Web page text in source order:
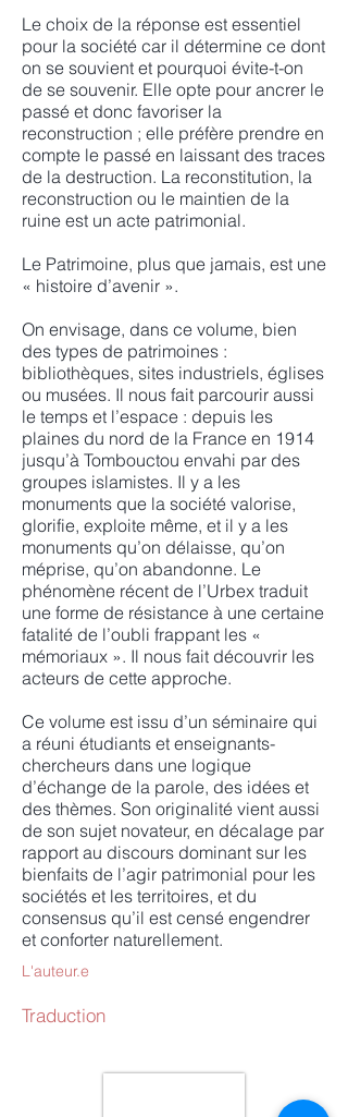
Le choix de la réponse est essentiel
pour la société car il détermine ce dont
on se souvient et pourquoi évite-t-on
de se souvenir. Elle opte pour ancrer le
passé et donc favoriser la
reconstruction ; elle préfère prendre en
compte le passé en laissant des traces
de la destruction. La reconstitution, la
reconstruction ou le maintien de la
ruine est un acte patrimonial.
Le Patrimoine, plus que jamais, est une
« histoire d’avenir ».
On envisage, dans ce volume, bien
des types de patrimoines :
bibliothèques, sites industriels, églises
ou musées. Il nous fait parcourir aussi
le temps et l’espace : depuis les
plaines du nord de la France en 1914
jusqu’à Tombouctou envahi par des
groupes islamistes. Il y a les
monuments que la société valorise,
glorifie, exploite même, et il y a les
monuments qu’on délaisse, qu’on
méprise, qu’on abandonne. Le
phénomène récent de l’Urbex traduit
une forme de résistance à une certaine
fatalité de l’oubli frappant les «
mémoriaux ». Il nous fait découvrir les
acteurs de cette approche.
Ce volume est issu d’un séminaire qui
a réuni étudiants et enseignants-
chercheurs dans une logique
d’échange de la parole, des idées et
des thèmes. Son originalité vient aussi
de son sujet novateur, en décalage par
rapport au discours dominant sur les
bienfaits de l’agir patrimonial pour les
sociétés et les territoires, et du
consensus qu’il est censé engendrer
et conforter naturellement.
L'auteur.e
Traduction